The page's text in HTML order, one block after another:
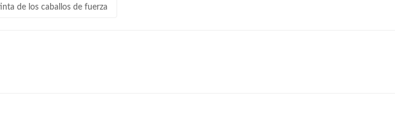
de los caballos de fuerza